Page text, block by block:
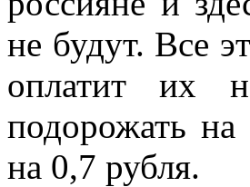
не будут. Все
оплатит их
подорожать
на 0,7 рубля.